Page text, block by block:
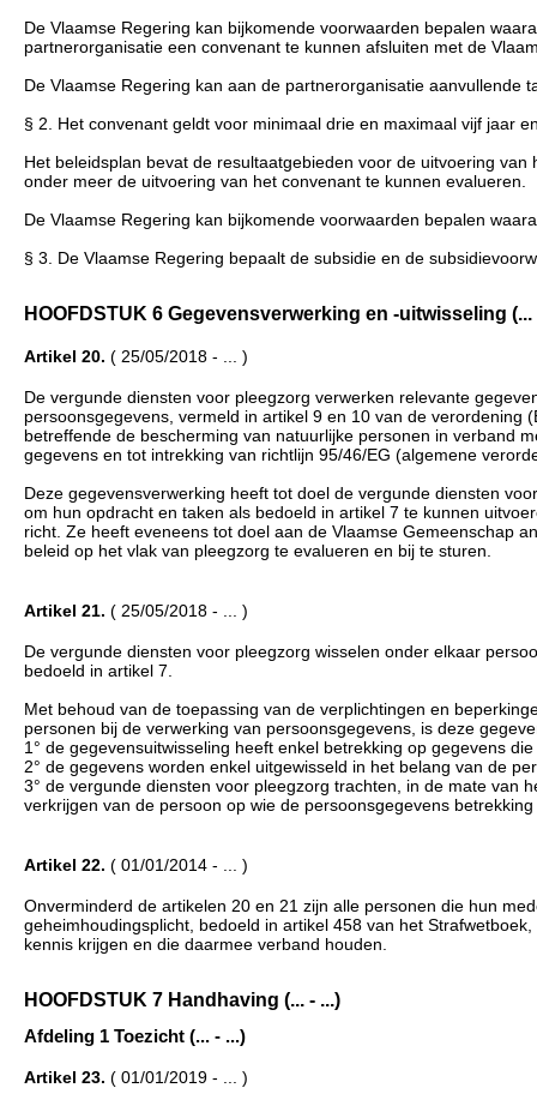
De Vlaamse Regering kan bijkomende voorwaarden bepalen
partnerorganisatie een convenant te kunnen afsluiten met de
De Vlaamse Regering kan aan de partnerorganisatie aanvullende
§ 2. Het convenant geldt voor minimaal drie en maximaal vijf jaar
Het beleidsplan bevat de resultaatgebieden voor de uitvoering
onder meer de uitvoering van het convenant te kunnen evalueren.
De Vlaamse Regering kan bijkomende voorwaarden bepalen
§ 3. De Vlaamse Regering bepaalt de subsidie en de
HOOFDSTUK 6 Gegevensverwerking en -uitwisseling (...
Artikel 20. ( 25/05/2018 - ... )
De vergunde diensten voor pleegzorg verwerken relevante
persoonsgegevens, vermeld in artikel 9 en 10 van de
betreffende de bescherming van natuurlijke personen in verband
gegevens en tot intrekking van richtlijn 95/46/EG (algemene
Deze gegevensverwerking heeft tot doel de vergunde diensten
om hun opdracht en taken als bedoeld in artikel 7 te kunnen
richt. Ze heeft eveneens tot doel aan de Vlaamse Gemeenschap
beleid op het vlak van pleegzorg te evalueren en bij te sturen.
Artikel 21. ( 25/05/2018 - ... )
De vergunde diensten voor pleegzorg wisselen onder elkaar
bedoeld in artikel 7.
Met behoud van de toepassing van de verplichtingen en
personen bij de verwerking van persoonsgegevens, is deze
1° de gegevensuitwisseling heeft enkel betrekking op gegevens
2° de gegevens worden enkel uitgewisseld in het belang van de
3° de vergunde diensten voor pleegzorg trachten, in de mate van
verkrijgen van de persoon op wie de persoonsgegevens
Artikel 22. ( 01/01/2014 - ... )
Onverminderd de artikelen 20 en 21 zijn alle personen die hun
geheimhoudingsplicht, bedoeld in artikel 458 van het
kennis krijgen en die daarmee verband houden.
HOOFDSTUK 7 Handhaving (... - ...)
Afdeling 1 Toezicht (... - ...)
Artikel 23. ( 01/01/2019 - ... )